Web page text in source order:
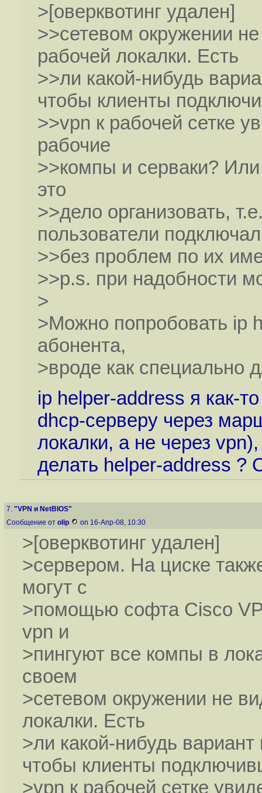
>[оверквотинг удален]
>>сетевом окружении
рабочей локалки. Есть
>>ли какой-нибудь
чтобы клиенты
>>vpn к рабочей сетке
рабочие
>>компы и серваки? Или
это
>>дело организовать,
пользователи
>>без проблем по их
>>p.s. при надобности
>
>Можно попробовать ip
абонента,
>вроде как специально
ip helper-address я как-
dhcp-серверу через
локалки, а не через
делать helper-address ?
7. "VPN и NetBIOS"
Сообщение от olip on 16-Апр-08, 10:30
>[оверквотинг удален]
>сервером. На циске
могут с
>помощью софта Cisco
vpn и
>пингуют все компы в
своем
>сетевом окружении не
локалки. Есть
>ли какой-нибудь
чтобы клиенты
>vpn к рабочей сетке